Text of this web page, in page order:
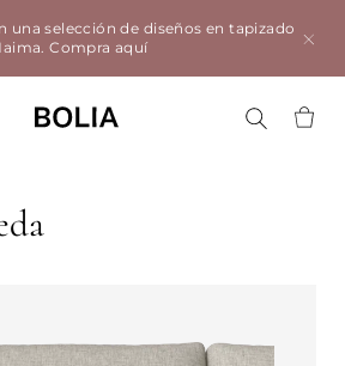
una selección de diseños en tapizado
Compra aquí